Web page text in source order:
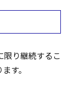
限り継続するこ
す。